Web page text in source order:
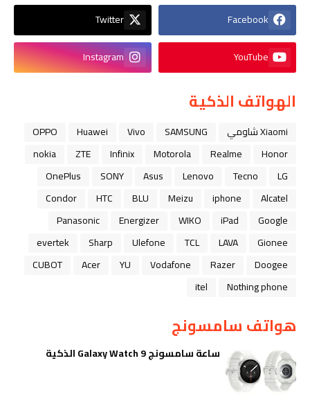
Facebook
Twitter
YouTube
Instagram
الهواتف الذكية
Xiaomi شاومي SAMSUNG
Vivo
Huawei
OPPO
Honor
Realme
Motorola
Infinix
ZTE
nokia
LG
Tecno
Lenovo
Asus
SONY
OnePlus
Alcatel
iphone
Meizu
BLU
HTC
Condor
Google
iPad
WIKO
Energizer
Panasonic
Gionee
LAVA
TCL
Ulefone
Sharp
evertek
Doogee
Razer
Vodafone
YU
Acer
CUBOT
Nothing phone
itel
هواتف سامسونج
ساعة سامسونج Galaxy Watch 9 الذكية